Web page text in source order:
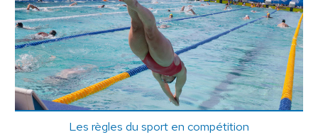
Les règles du sport en compétition